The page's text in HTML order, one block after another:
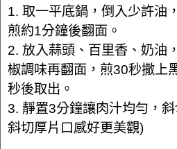
1. 取一平底鍋，倒入少許油
煎約1分鐘後翻面。
2. 放入蒜頭、百里香、奶油
椒調味再翻面，煎30秒撒上
秒後取出。
3. 靜置3分鐘讓肉汁均勻，斜
斜切厚片口感好更美觀)